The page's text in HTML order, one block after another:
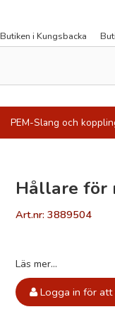
Butiken i Kungsbacka
PEM-Slang och
Hållare för
Art.nr: 3889504
Läs mer...
Logga in för att